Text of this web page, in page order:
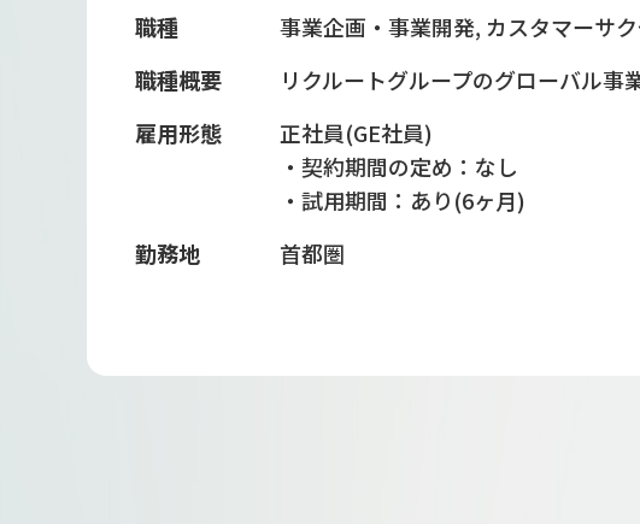
職種
事業企画・事業開発, カスタマーサ
職種概要
リクルートグループのグローバル事
雇用形態
正社員(GE社員)
・契約期間の定め：なし
・試用期間：あり(6ヶ月)
勤務地
首都圏